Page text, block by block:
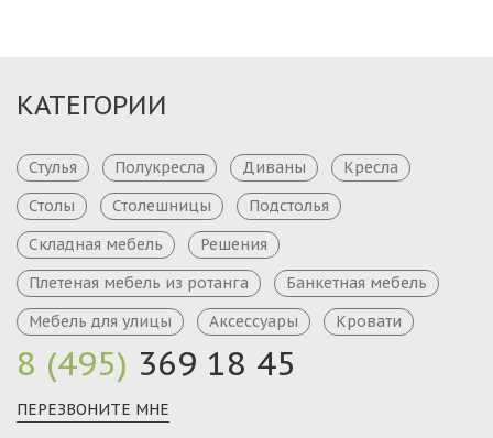
8 (495) 369 18 45
ПЕРЕЗВОНИТЕ МНЕ
КАТЕГОРИИ
Стулья Полукресла Диваны
Кресла
Столы
Столешницы
Подстолья
Складная мебель
Решения
Плетеная мебель из ротанга
Банкетная мебель
Мебель для улицы
Аксессуары Кровати